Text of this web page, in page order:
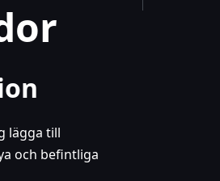
lägga till
och befintliga